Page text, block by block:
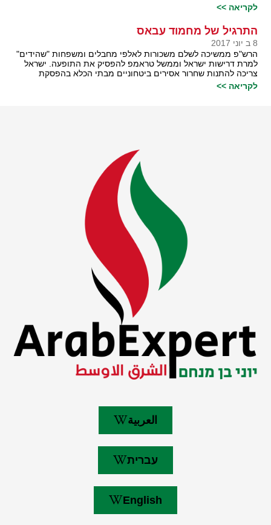
לקריאה >>
התרגיל של מחמוד עבאס
8 ב יוני 2017
הרש"פ ממשיכה לשלם משכורות לאלפי מחבלים ומשפחות "שהידים"
למרת דרישות ישראל וממשל טראמפ להפסיק את התופעה. ישראל
צריכה להתנות שחרור אסירים ביטחוניים מבתי הכלא בהפסקת
לקריאה >>
العربية
עברית
English